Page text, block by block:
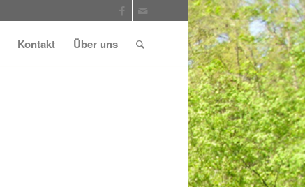
Kontakt Über uns